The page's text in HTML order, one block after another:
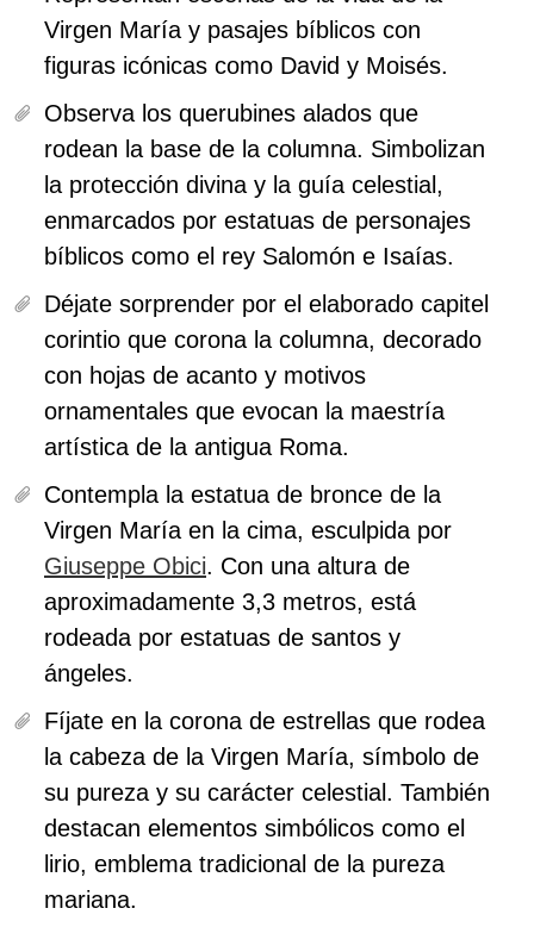
Virgen María y pasajes bíblicos con
figuras icónicas como David y Moisés.
Observa los querubines alados que
rodean la base de la columna. Simbolizan
la protección divina y la guía celestial,
enmarcados por estatuas de personajes
bíblicos como el rey Salomón e Isaías.
Déjate sorprender por el elaborado capitel
corintio que corona la columna, decorado
con hojas de acanto y motivos
ornamentales que evocan la maestría
artística de la antigua Roma.
Contempla la estatua de bronce de la
Virgen María en la cima, esculpida por
Giuseppe Obici. Con una altura de
aproximadamente 3,3 metros, está
rodeada por estatuas de santos y
ángeles.
Fíjate en la corona de estrellas que rodea
la cabeza de la Virgen María, símbolo de
su pureza y su carácter celestial. También
destacan elementos simbólicos como el
lirio, emblema tradicional de la pureza
mariana.